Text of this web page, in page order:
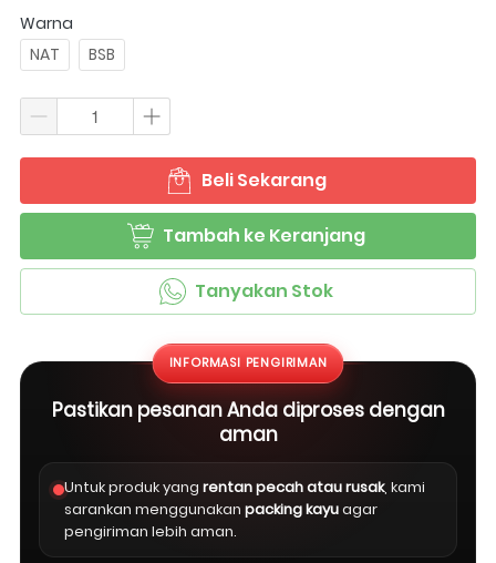
Warna
NAT
BSB
` Beli Sekarang
` Tambah ke Keranjang
` Tanyakan Stok
INFORMASI PENGIRIMAN
Pastikan pesanan Anda diproses dengan
aman
Untuk produk yang rentan pecah atau rusak, kami
sarankan menggunakan packing kayuagar
pengiriman lebih aman.